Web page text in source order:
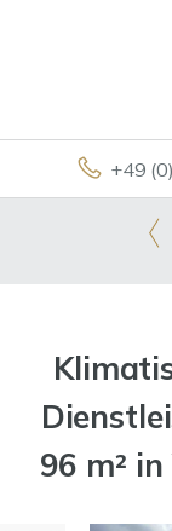
+49
96 m²